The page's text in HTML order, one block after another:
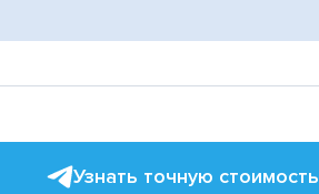
Узнать точную стоимость